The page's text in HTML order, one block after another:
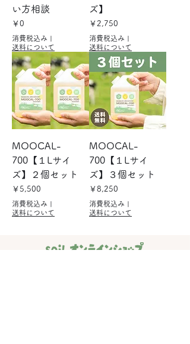
い方相談
価格
￥0
消費税込み |
送料について
ズ】
価格
￥2,750
消費税込み |
送料について
MOOCAL-
700【１Lサイ
ズ】２個セット
価格
￥5,500
消費税込み |
送料について
MOOCAL-
700【１Lサイ
ズ】３個セット
価格
￥8,250
消費税込み |
送料について